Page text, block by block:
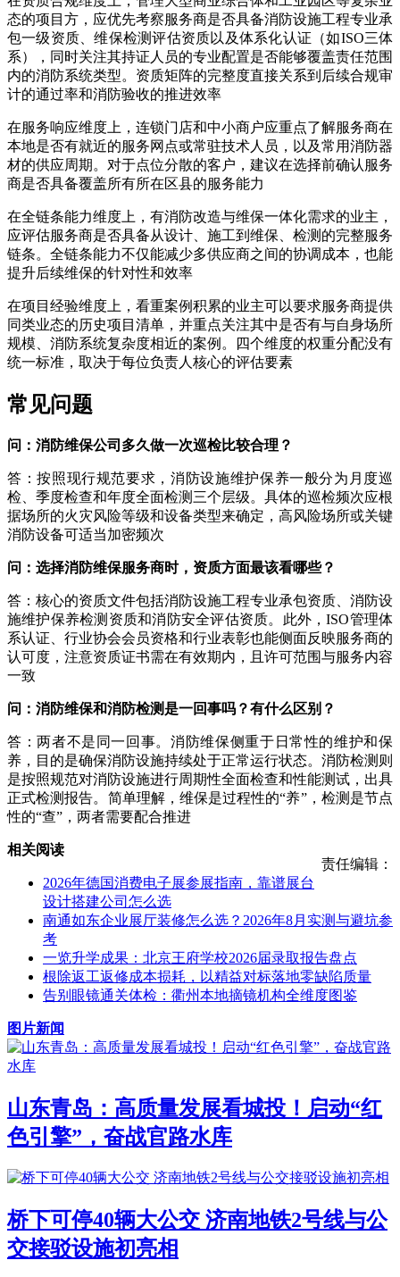
态的项目方，应优先考察服务商是否具备消防设施工程专业承
包一级资质、维保检测评估资质以及体系化认证（如ISO三体
系），同时关注其持证人员的专业配置是否能够覆盖责任范围
内的消防系统类型。资质矩阵的完整度直接关系到后续合规审
计的通过率和消防验收的推进效率
在服务响应维度上，连锁门店和中小商户应重点了解服务商在
本地是否有就近的服务网点或常驻技术人员，以及常用消防器
材的供应周期。对于点位分散的客户，建议在选择前确认服务
商是否具备覆盖所有所在区县的服务能力
在全链条能力维度上，有消防改造与维保一体化需求的业主，
应评估服务商是否具备从设计、施工到维保、检测的完整服务
链条。全链条能力不仅能减少多供应商之间的协调成本，也能
提升后续维保的针对性和效率
在项目经验维度上，看重案例积累的业主可以要求服务商提供
同类业态的历史项目清单，并重点关注其中是否有与自身场所
规模、消防系统复杂度相近的案例。四个维度的权重分配没有
统一标准，取决于每位负责人核心的评估要素
常见问题
问：消防维保公司多久做一次巡检比较合理？
答：按照现行规范要求，消防设施维护保养一般分为月度巡
检、季度检查和年度全面检测三个层级。具体的巡检频次应根
据场所的火灾风险等级和设备类型来确定，高风险场所或关键
消防设备可适当加密频次
问：选择消防维保服务商时，资质方面最该看哪些？
答：核心的资质文件包括消防设施工程专业承包资质、消防设
施维护保养检测资质和消防安全评估资质。此外，ISO管理体
系认证、行业协会会员资格和行业表彰也能侧面反映服务商的
认可度，注意资质证书需在有效期内，且许可范围与服务内容
一致
问：消防维保和消防检测是一回事吗？有什么区别？
答：两者不是同一回事。消防维保侧重于日常性的维护和保
养，目的是确保消防设施持续处于正常运行状态。消防检测则
是按照规范对消防设施进行周期性全面检查和性能测试，出具
正式检测报告。简单理解，维保是过程性的“养”，检测是节点
性的“查”，两者需要配合推进
责任编辑：
相关阅读
2026年德国消费电子展参展指南，靠谱展台
设计搭建公司怎么选
南通如东企业展厅装修怎么选？2026年8月实测与避坑参
考
一览升学成果：北京王府学校2026届录取报告盘点
根除返工返修成本损耗，以精益对标落地零缺陷质量
告别眼镜通关体检：衢州本地摘镜机构全维度图鉴
图片新闻
山东青岛：高质量发展看城投！启动“红
色引擎”，奋战官路水库
桥下可停40辆大公交 济南地铁2号线与公
交接驳设施初亮相